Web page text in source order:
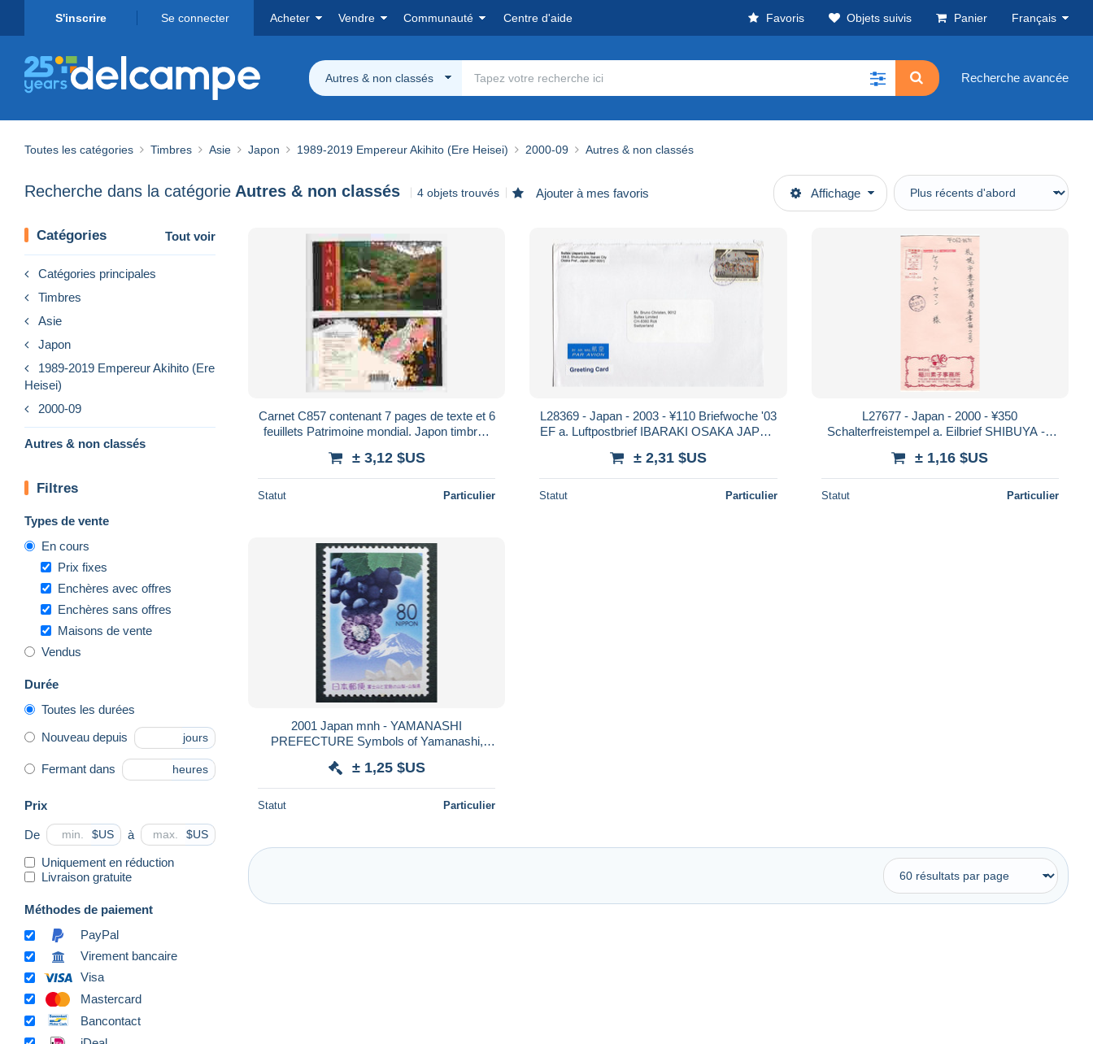
S'inscrire Se connecter Acheter Vendre Communauté Centre d'aide Favoris Objets suivis Panier Français
Autres & non classés Recherche avancée
Toutes les catégories Timbres Asie Japon 1989-2019 Empereur Akihito (Ere Heisei) 2000-09 Autres & non classés
Recherche dans la catégorie Autres & non classés 4 objets trouvés Ajouter à mes favoris Affichage
Catégories Tout voir
Catégories principales
Timbres
Asie
Japon
1989-2019 Empereur Akihito (Ere
Heisei)
2000-09
Autres & non classés
Filtres
Types de vente
En cours
Prix fixes
Enchères avec offres
Enchères sans offres
Maisons de vente
Vendus
Durée
Toutes les durées
Nouveau depuis jours
Fermant dans heures
Prix
De $US à $US
Uniquement en réduction
Livraison gratuite
Méthodes de paiement
PayPal
Virement bancaire
Visa
Mastercard
Bancontact
Carnet C857 contenant 7 pages de texte et 6
feuillets Patrimoine mondial. Japon timbres
± 3,12 $US
Statut Particulier
L28369 - Japan - 2003 - ¥110 Briefwoche '03
EF a. Luftpostbrief IBARAKI OSAKA JAPAN
± 2,31 $US
Statut Particulier
L27677 - Japan - 2000 - ¥350
Schalterfreistempel a. Eilbrief SHIBUYA ->
± 1,16 $US
Statut Particulier
2001 Japan mnh - YAMANASHI
PREFECTURE Symbols of Yamanashi,
± 1,25 $US
Statut Particulier